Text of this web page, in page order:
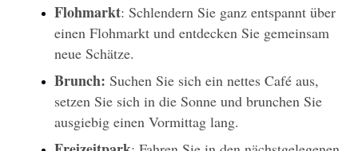
Flohmarkt: Schlendern Sie ganz entspannt über
einen Flohmarkt und entdecken Sie gemeinsam
neue Schätze.
Brunch: Suchen Sie sich ein nettes Café aus,
setzen Sie sich in die Sonne und brunchen Sie
ausgiebig einen Vormittag lang.